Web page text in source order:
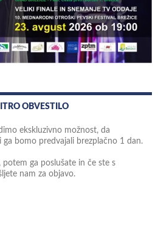
OBVESTILO
ekskluzivno možnost, da
bomo predvajali brezplačno 1 dan.
ga poslušate in če ste s
nam za objavo.